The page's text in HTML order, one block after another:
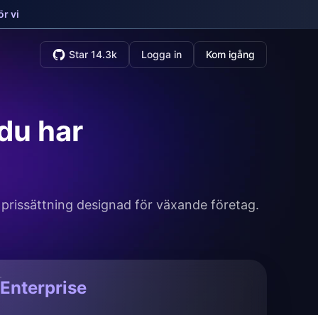
vi
Star 14.3k Logga in Kom igång
har
designad för växande företag.
Enterprise